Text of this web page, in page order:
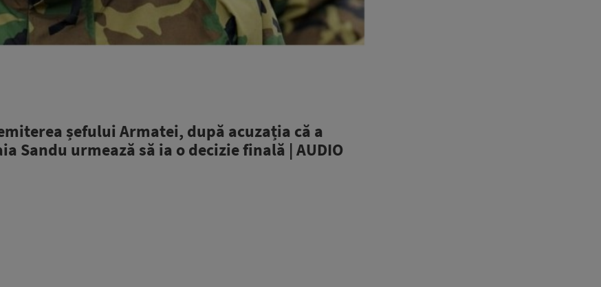
șefului Armatei, după acuzația că a
Sandu urmează să ia o decizie finală | AUDIO